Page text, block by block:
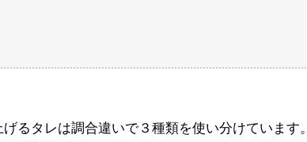
るタレは調合違いで３種類を使い分けています。